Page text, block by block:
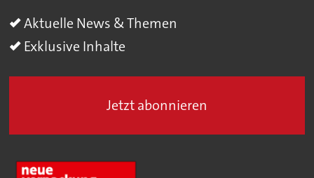
Aktuelle News & Themen
Exklusive Inhalte
Jetzt abonnieren